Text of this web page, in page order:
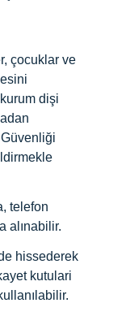
dişi
alınabilir.
kutulari